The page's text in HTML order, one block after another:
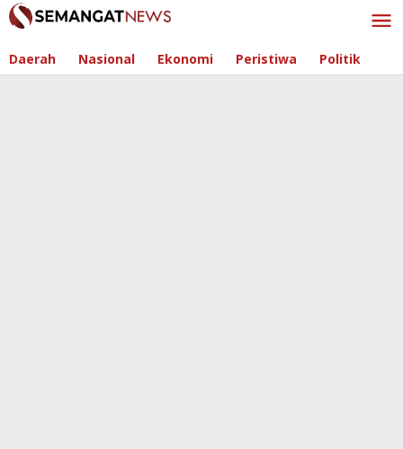
Skip
to
Daerah Nasional Ekonomi Peristiwa Politik